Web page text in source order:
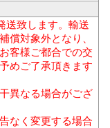
送致します。輸送
償対象外となり、
客様ご都合での交
めご了承頂きます
異なる場合がござ
なく変更する場合